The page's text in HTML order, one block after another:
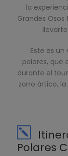
la
Grandes
Este es
polares, que
durante el
zorro ártico,
Polares